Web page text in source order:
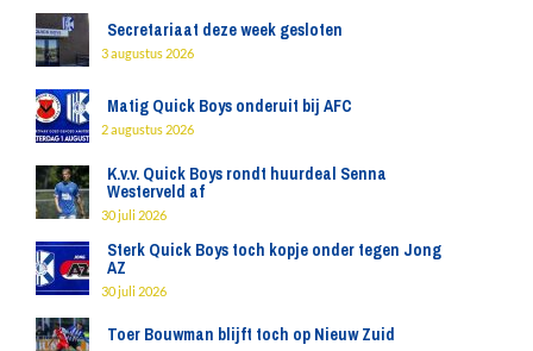
Secretariaat deze week gesloten
3 augustus 2026
Matig Quick Boys onderuit bij AFC
2 augustus 2026
K.v.v. Quick Boys rondt huurdeal Senna
Westerveld af
30 juli 2026
Sterk Quick Boys toch kopje onder tegen Jong
AZ
30 juli 2026
Toer Bouwman blijft toch op Nieuw Zuid